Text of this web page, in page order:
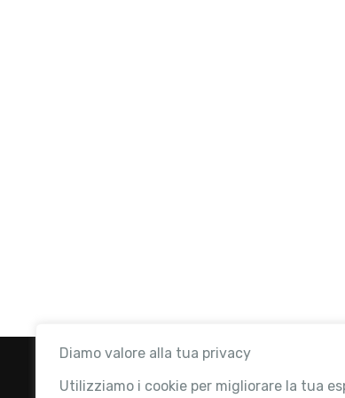
Diamo valore alla tua privacy
Utilizziamo i cookie per migliorare la tua